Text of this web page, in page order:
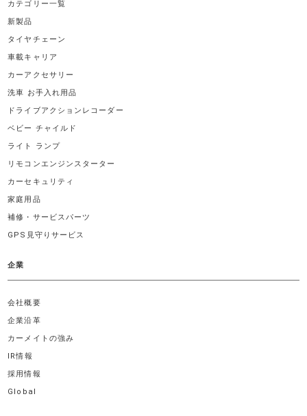
カテゴリー一覧
新製品
タイヤチェーン
車載キャリア
カーアクセサリー
洗車 お手入れ用品
ドライブアクションレコーダー
ベビー チャイルド
ライト ランプ
リモコンエンジンスターター
カーセキュリティ
家庭用品
補修・サービスパーツ
GPS見守りサービス
企業
会社概要
企業沿革
カーメイトの強み
IR情報
採用情報
Global